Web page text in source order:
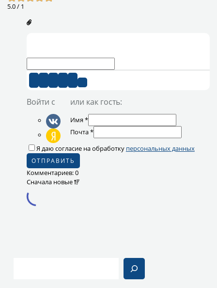
5.0/ 1
Войти с или как гость:
Имя *
Почта*
Я даю согласие на обработку персональных данных
Комментариев: 0
Сначала новые